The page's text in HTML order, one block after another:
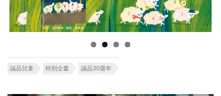
誠品兒童 特別企畫 誠品30週年